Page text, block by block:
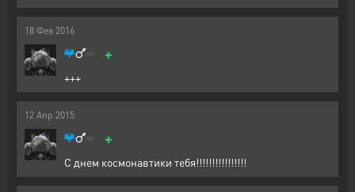
18 Фев 2016
+
+++
12 Апр 2015
+
С днем космонавтики тебя!!!!!!!!!!!!!!!!